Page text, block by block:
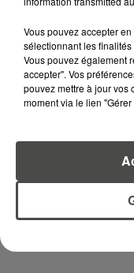
RETROUVEZ
RECEVEZ LES
EN
Vous pouvez accepter
sélectionnant les
Vous pouvez également
accepter". Vos
pouvez mettre à jour vos
moment via le lien